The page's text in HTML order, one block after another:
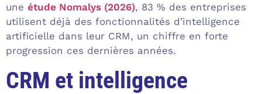
une étude Nomalys (2026), 83 % des entreprises
utilisent déjà des fonctionnalités d’intelligence
artificielle dans leur CRM, un chiffre en forte
progression ces dernières années.
CRM et intelligence